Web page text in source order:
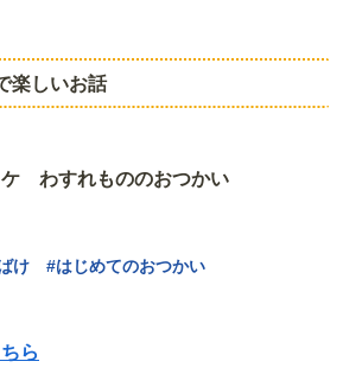
楽しいお話
ケ わすれもののおつかい
け #はじめてのおつかい
ら